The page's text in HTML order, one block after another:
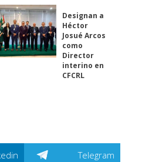
Designan a
Héctor
Josué Arcos
como
Director
interino en
CFCRL
Telegram